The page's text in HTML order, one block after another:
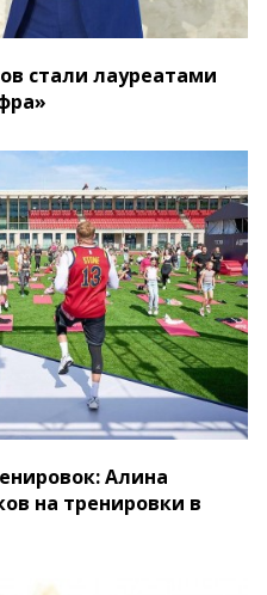
стали лауреатами
Алина
на тренировки в